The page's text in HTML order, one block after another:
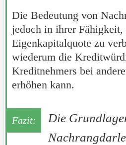
Die Bedeutung von
jedoch in ihrer Fähigkeit,
Eigenkapitalquote zu
wiederum die
Kreditnehmers bei
erhöhen kann.
Die